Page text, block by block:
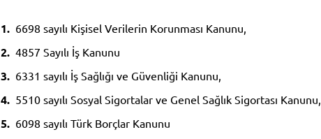
6698 sayılı Kişisel Verilerin Korunması Kanunu,
4857 Sayılı İş Kanunu
6331 sayılı İş Sağlığı ve Güvenliği Kanunu,
5510 sayılı Sosyal Sigortalar ve Genel Sağlık Sigortası Kanunu,
6098 sayılı Türk Borçlar Kanunu